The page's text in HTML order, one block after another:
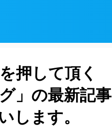
押して頂く
」の最新記事
します。